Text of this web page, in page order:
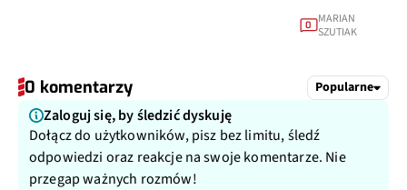
0 MARIAN
SZUTIAK
0 komentarzy Popularne
Zaloguj się, by śledzić dyskuję
Dołącz do użytkowników, pisz bez limitu, śledź
odpowiedzi oraz reakcje na swoje komentarze. Nie
przegap ważnych rozmów!